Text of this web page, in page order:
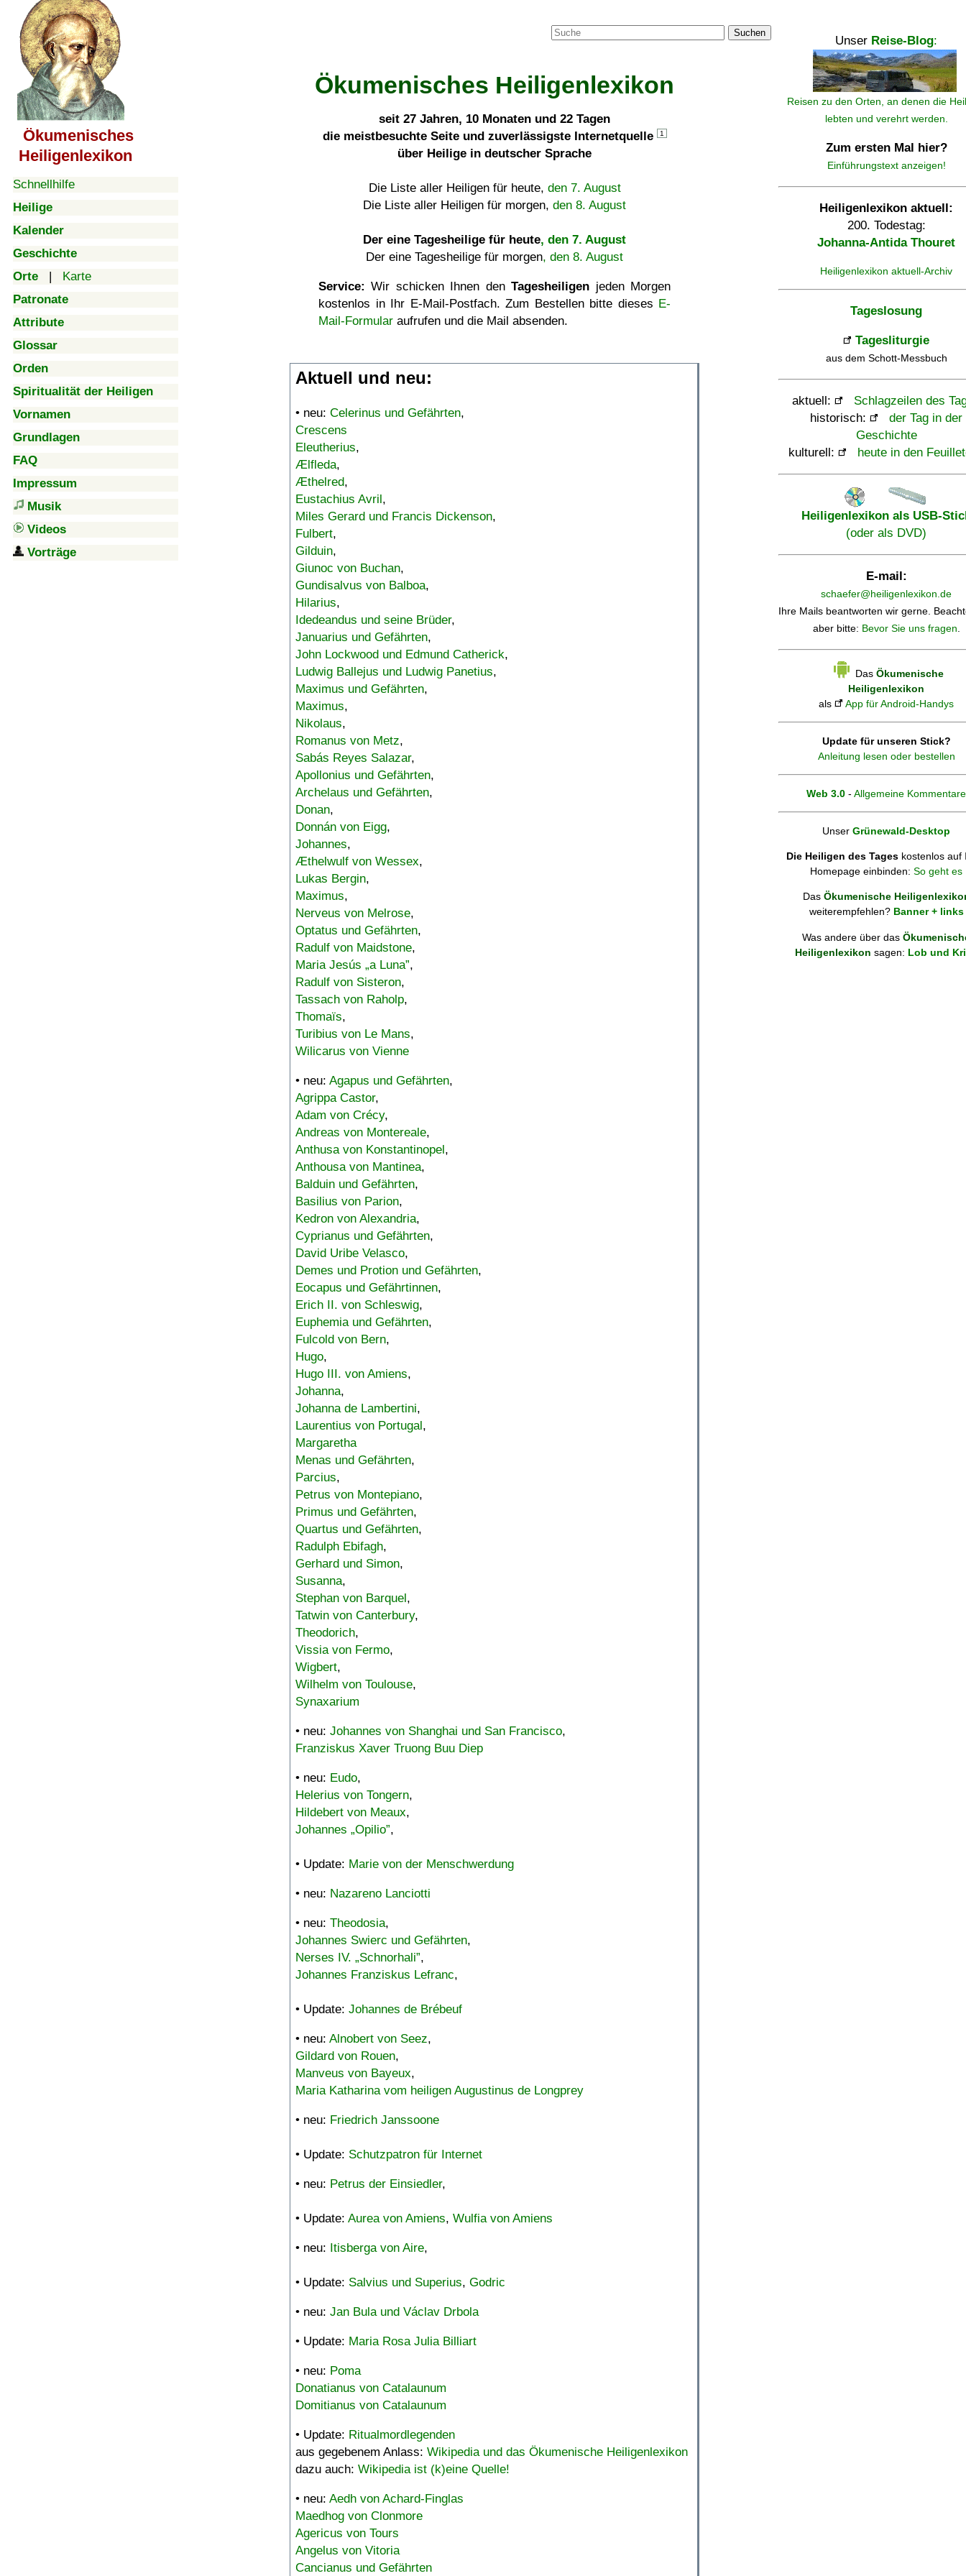
Ökumenisches
Heiligenlexikon
Schnellhilfe
Heilige
Kalender
Geschichte
Orte | Karte
Patronate
Attribute
Glossar
Orden
Spiritualität der Heiligen
Vornamen
Grundlagen
FAQ
Impressum
Musik
Videos
Vorträge
Suchen
Ökumenisches Heiligenlexikon
seit 27 Jahren, 10 Monaten und 22 Tagen
die meistbesuchte Seite und zuverlässigste Internetquelle
1
über Heilige in deutscher Sprache
Die Liste aller Heiligen für heute, den 7. August
Die Liste aller Heiligen für morgen, den 8. August
Der eine Tagesheilige für heute, den 7. August
Der eine Tagesheilige für morgen, den 8. August
Service: Wir schicken Ihnen denTagesheiligen jeden Morgen
kostenlos in Ihr E-Mail-Postfach. Zum Bestellen bitte dieses E-
Mail-Formular aufrufen und die Mail absenden.
Aktuell und neu:
• neu: Celerinus und Gefährten,
Crescens
Eleutherius,
Ælfleda,
Æthelred,
Eustachius Avril,
Miles Gerard und Francis Dickenson,
Fulbert,
Gilduin,
Giunoc von Buchan,
Gundisalvus von Balboa,
Hilarius,
Idedeandus und seine Brüder,
Januarius und Gefährten,
John Lockwood und Edmund Catherick,
Ludwig Ballejus und Ludwig Panetius,
Maximus und Gefährten,
Maximus,
Nikolaus,
Romanus von Metz,
Sabás Reyes Salazar,
Apollonius und Gefährten,
Archelaus und Gefährten,
Donan,
Donnán von Eigg,
Johannes,
Æthelwulf von Wessex,
Lukas Bergin,
Maximus,
Nerveus von Melrose,
Optatus und Gefährten,
Radulf von Maidstone,
Maria Jesús „a Luna”,
Radulf von Sisteron,
Tassach von Raholp,
Thomaïs,
Turibius von Le Mans,
Wilicarus von Vienne
• neu: Agapus und Gefährten,
Agrippa Castor,
Adam von Crécy,
Andreas von Montereale,
Anthusa von Konstantinopel,
Anthousa von Mantinea,
Balduin und Gefährten,
Basilius von Parion,
Kedron von Alexandria,
Cyprianus und Gefährten,
David Uribe Velasco,
Demes und Protion und Gefährten,
Eocapus und Gefährtinnen,
Erich II. von Schleswig,
Euphemia und Gefährten,
Fulcold von Bern,
Hugo,
Hugo III. von Amiens,
Johanna,
Johanna de Lambertini,
Laurentius von Portugal,
Margaretha
Menas und Gefährten,
Parcius,
Petrus von Montepiano,
Primus und Gefährten,
Quartus und Gefährten,
Radulph Ebifagh,
Gerhard und Simon,
Susanna,
Stephan von Barquel,
Tatwin von Canterbury,
Theodorich,
Vissia von Fermo,
Wigbert,
Wilhelm von Toulouse,
Synaxarium
• neu: Johannes von Shanghai und San Francisco,
Franziskus Xaver Truong Buu Diep
• neu: Eudo,
Helerius von Tongern,
Hildebert von Meaux,
Johannes „Opilio”,
• Update: Marie von der Menschwerdung
• neu: Nazareno Lanciotti
• neu: Theodosia,
Johannes Swierc und Gefährten,
Nerses IV. „Schnorhali”,
Johannes Franziskus Lefranc,
• Update: Johannes de Brébeuf
• neu: Alnobert von Seez,
Gildard von Rouen,
Manveus von Bayeux,
Maria Katharina vom heiligen Augustinus de Longprey
• neu: Friedrich Janssoone
• Update: Schutzpatron für Internet
• neu: Petrus der Einsiedler,
• Update: Aurea von Amiens, Wulfia von Amiens
• neu: Itisberga von Aire,
• Update: Salvius und Superius, Godric
• neu: Jan Bula und Václav Drbola
• Update: Maria Rosa Julia Billiart
• neu: Poma
Donatianus von Catalaunum
Domitianus von Catalaunum
• Update: Ritualmordlegenden
aus gegebenem Anlass: Wikipedia und das Ökumenische Heiligenlexikon
dazu auch: Wikipedia ist (k)eine Quelle!
• neu: Aedh von Achard-Finglas
Maedhog von Clonmore
Agericus von Tours
Angelus von Vitoria
Cancianus und Gefährten
Unser Reise-Blog:
Reisen zu den Orten, an denen die
lebten und verehrt werden.
Zum ersten Mal hier?
Einführungstext anzeigen!
Heiligenlexikon aktuell:
200. Todestag:
Johanna-Antida Thouret
Heiligenlexikon aktuell-Archiv
Tageslosung
Tagesliturgie
aus dem Schott-Messbuch
aktuell:
Schlagzeilen des
historisch:
der Tag in der
Geschichte
kulturell:
heute in den
Heiligenlexikon als USB-
(oder als DVD)
E-mail:
schaefer@heiligenlexikon.de
Ihre Mails beantworten wir gerne.
aber bitte: Bevor Sie uns fragen.
Das Ökumenische
Heiligenlexikon
als
App für Android-Handys
Update für unseren Stick?
Anleitung lesen oder bestellen
Web 3.0 - Allgemeine Kommentare
Unser Grünewald-Desktop
Die Heiligen des Tages kostenlos auf
Homepage einbinden: So geht es
Das Ökumenische
weiterempfehlen? Banner + links
Was andere über das
Heiligenlexikon sagen: Lob und